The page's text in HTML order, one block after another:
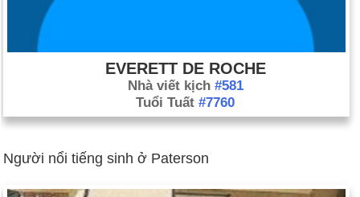
EVERETT DE ROCHE
Nhà viết kịch #581
Tuổi Tuất #7760
Người nổi tiếng sinh ở Paterson